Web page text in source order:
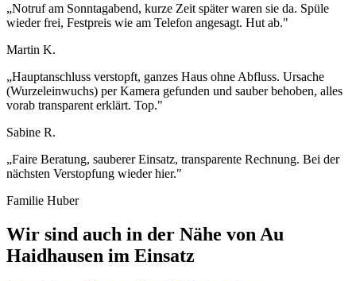
„Notruf am Sonntagabend, kurze Zeit später waren sie da. Spüle
wieder frei, Festpreis wie am Telefon angesagt. Hut ab."
Martin K.
„Hauptanschluss verstopft, ganzes Haus ohne Abfluss. Ursache
(Wurzeleinwuchs) per Kamera gefunden und sauber behoben, alles
vorab transparent erklärt. Top."
Sabine R.
„Faire Beratung, sauberer Einsatz, transparente Rechnung. Bei der
nächsten Verstopfung wieder hier."
Familie Huber
Wir sind auch in der Nähe von Au
Haidhausen im Einsatz